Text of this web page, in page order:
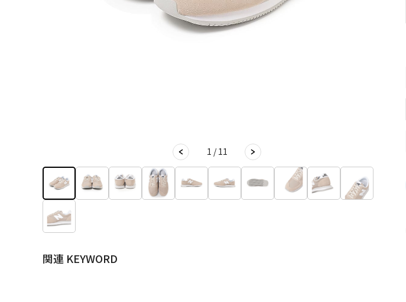
1 / 11
関連 KEYWORD